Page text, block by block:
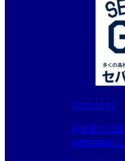
2025.12.12
高校選びの強
SEBANGO(